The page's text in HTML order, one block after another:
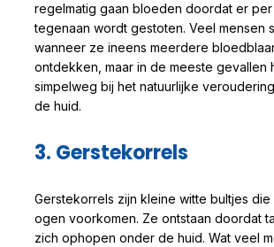
regelmatig gaan bloeden doordat er
tegenaan wordt gestoten. Veel mensen
wanneer ze ineens meerdere
ontdekken, maar in de meeste gevallen
simpelweg bij het natuurlijke
de huid.
3. Gerstekorrels
Gerstekorrels zijn kleine witte bultjes
ogen voorkomen. Ze ontstaan doordat
zich ophopen onder de huid. Wat veel